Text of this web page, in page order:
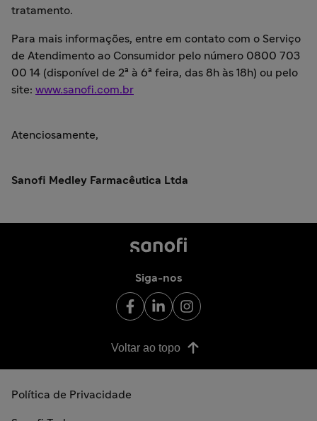
tratamento.
Para mais informações, entre em contato com o Serviço
de Atendimento ao Consumidor pelo número 0800 703
00 14 (disponível de 2ª à 6ª feira, das 8h às 18h) ou pelo
site: www.sanofi.com.br
Atenciosamente,
Sanofi Medley Farmacêutica Ltda
Siga-nos
Voltar ao topo
Política de Privacidade